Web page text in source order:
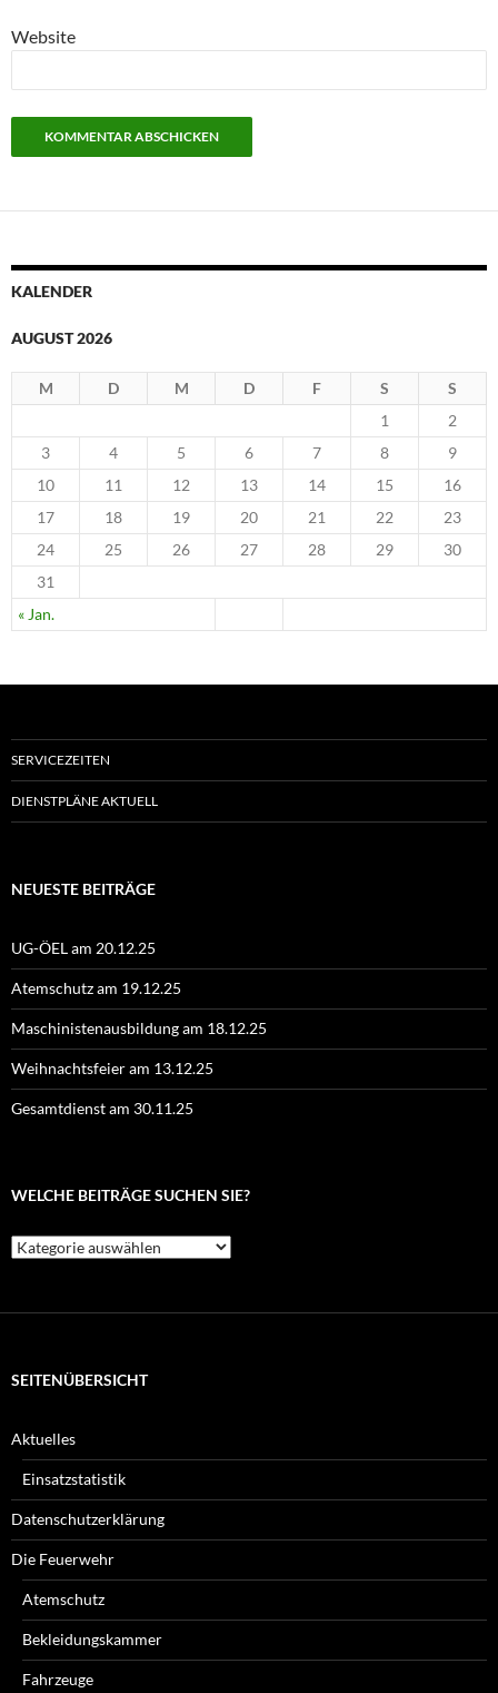
Website
KALENDER
AUGUST 2026
M D M D F S S
« Jan.
1
2
3
4 5 6 7 8
9
10
11 12 13 14 15
16
17
18 19 20 21 22
23
24
25 26 27 28 29
30
31
SERVICEZEITEN
DIENSTPLÄNE AKTUELL
NEUESTE BEITRÄGE
UG-ÖEL am 20.12.25
Atemschutz am 19.12.25
Maschinistenausbildung am 18.12.25
Weihnachtsfeier am 13.12.25
Gesamtdienst am 30.11.25
WELCHE BEITRÄGE SUCHEN SIE?
Welche
Beiträge
SEITENÜBERSICHT
Aktuelles
Einsatzstatistik
Datenschutzerklärung
Die Feuerwehr
Atemschutz
Bekleidungskammer
Fahrzeuge